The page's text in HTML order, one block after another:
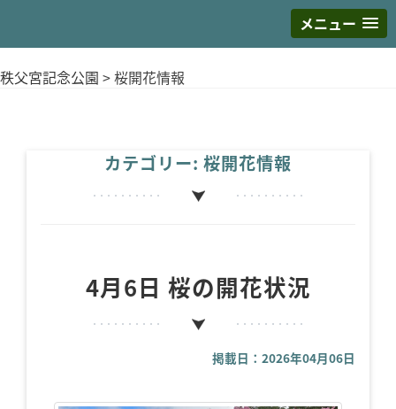
メニュー
S
k
秩父宮記念公園 >桜開花情報
カテゴリー: 桜開花情報
4月6日 桜の開花状況
掲載日：2026年04月06日